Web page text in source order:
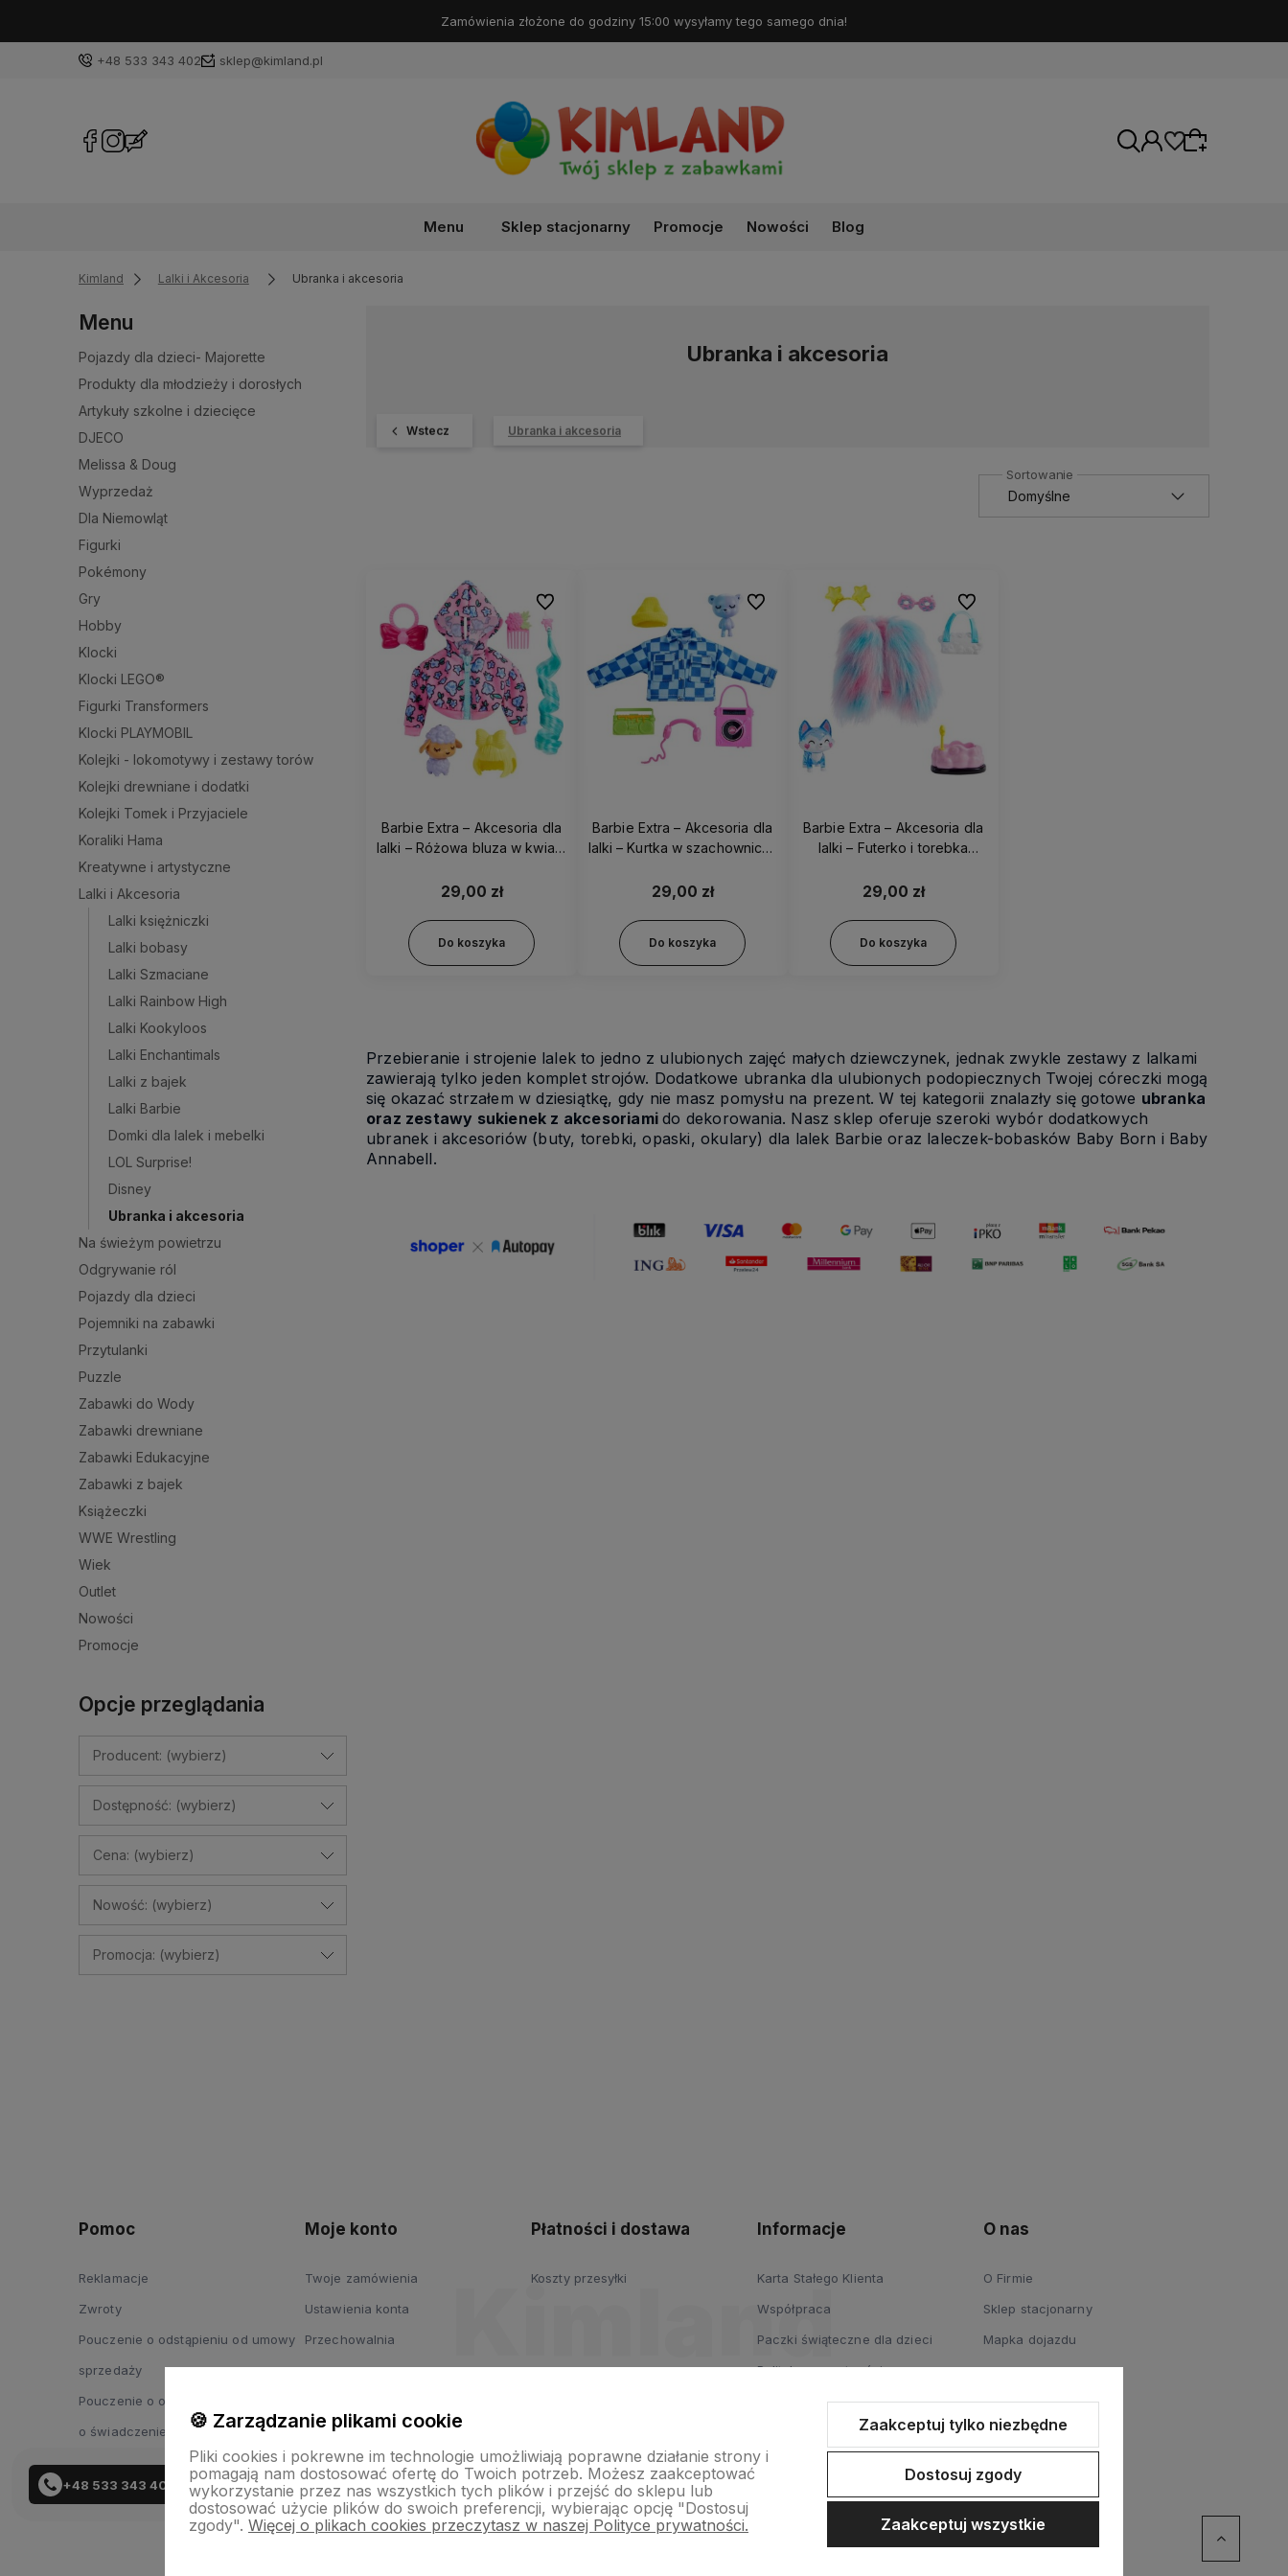
Darmowa dostawa od 99 zł!
+48 533 343 402 sklep@kimland.pl
+48 533 343 402
Menu Sklep stacjonarny Promocje Nowości Blog
Kimland Lalki i Akcesoria Ubranka i akcesoria
Menu
Pojazdy dla dzieci- Majorette
Produkty dla młodzieży i dorosłych
Artykuły szkolne i dziecięce
DJECO
Melissa & Doug
Wyprzedaż
Dla Niemowląt
Figurki
Pokémony
Gry
Hobby
Klocki
Klocki LEGO®
Figurki Transformers
Klocki PLAYMOBIL
Kolejki - lokomotywy i zestawy torów
Kolejki drewniane i dodatki
Kolejki Tomek i Przyjaciele
Koraliki Hama
Kreatywne i artystyczne
Lalki i Akcesoria
Lalki księżniczki
Lalki bobasy
Lalki Szmaciane
Lalki Rainbow High
Lalki Kookyloos
Lalki Enchantimals
Lalki z bajek
Lalki Barbie
Domki dla lalek i mebelki
LOL Surprise!
Disney
Ubranka i akcesoria
Na świeżym powietrzu
Odgrywanie ról
Pojazdy dla dzieci
Pojemniki na zabawki
Przytulanki
Puzzle
Zabawki do Wody
Zabawki drewniane
Zabawki Edukacyjne
Zabawki z bajek
Książeczki
WWE Wrestling
Wiek
Outlet
Nowości
Promocje
Opcje przeglądania
Producent: (wybierz)
Dostępność: (wybierz)
Cena: (wybierz)
Nowość: (wybierz)
Promocja: (wybierz)
Ubranka i akcesoria
Wstecz Ubranka i akcesoria
Barbie Extra – Akcesoria dla
lalki – Różowa bluza w kwiaty
29,00 zł
Do koszyka
Do ulubionych
Barbie Extra – Akcesoria dla
lalki – Kurtka w szachownicę i
29,00 zł
Do koszyka
Do ulubionych
Barbie Extra – Akcesoria dla
lalki – Futerko i torebka
29,00 zł
Do koszyka
Do ulubionych
Przebieranie i strojenie lalek to jedno z ulubionych zajęć małych dziewczynek, jednak zwykle zestawy z lalkami
zawierają tylko jeden komplet strojów. Dodatkowe ubranka dla ulubionych podopiecznych Twojej córeczki mogą
się okazać strzałem w dziesiątkę, gdy nie masz pomysłu na prezent. W tej kategorii znalazły się gotowe ubranka
oraz zestawy sukienek z akcesoriamido dekorowania. Nasz sklep oferuje szeroki wybór dodatkowych
ubranek i akcesoriów (buty, torebki, opaski, okulary) dla lalek Barbie oraz laleczek-bobasków Baby Born i Baby
Annabell.
Pomoc
Reklamacje
Zwroty
Pouczenie o odstąpieniu od umowy
sprzedaży
Pouczenie o odstąpieniu od umowy
o świadczenie usług
Moje konto
Twoje zamówienia
Ustawienia konta
Przechowalnia
Płatności i dostawa
Koszty przesyłki
Informacje
Karta Stałego Klienta
Współpraca
Paczki świąteczne dla dzieci
Polityka prywatności
O nas
O Firmie
Sklep stacjonarny
Mapka dojazdu
🍪 Zarządzanie plikami cookie
Pliki cookies i pokrewne im technologie umożliwiają poprawne działanie strony i
pomagają nam dostosować ofertę do Twoich potrzeb. Możesz zaakceptować
wykorzystanie przez nas wszystkich tych plików i przejść do sklepu lub
dostosować użycie plików do swoich preferencji, wybierając opcję "Dostosuj
zgody". Więcej o plikach cookies przeczytasz w naszej Polityce prywatności.
Zaakceptuj tylko niezbędne
Dostosuj zgody
Zaakceptuj wszystkie